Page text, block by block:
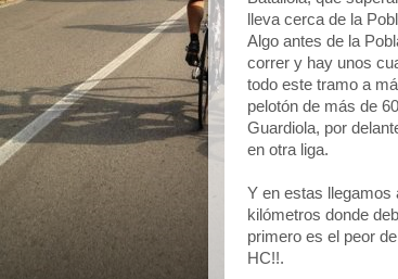
lleva cerca de la
Algo antes de la
correr y hay unos
todo este tramo a
pelotón de más de
Guardiola, por
en otra liga.
Y en estas llegamos
kilómetros donde
primero es el peor
HC!!.